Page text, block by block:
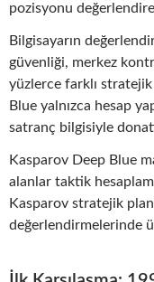
pozisyonu
Bilgisayarın
güvenliği, merkez
yüzlerce farklı
Blue yalnızca hesap
satranç bilgisiyle
Kasparov Deep Blue
alanlar taktik
Kasparov stratejik
değerlendirmelerinde